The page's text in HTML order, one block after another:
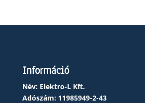
Információ
Név: Elektro-L Kft.
Adószám: 11985949-2-43